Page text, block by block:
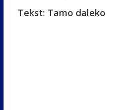
Tekst: Tamo daleko